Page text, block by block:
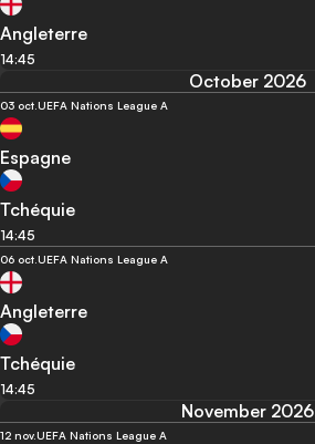
Angleterre
14:45
October 2026
03 oct. UEFA Nations League A
Espagne
Tchéquie
14:45
06 oct. UEFA Nations League A
Angleterre
Tchéquie
14:45
November 2026
12 nov.UEFA Nations League A